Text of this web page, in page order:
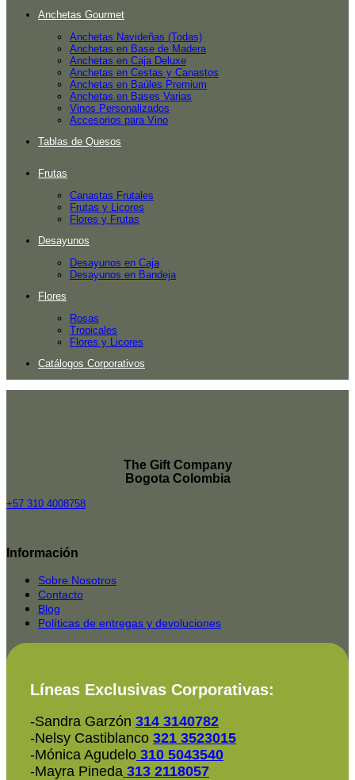
Anchetas Gourmet
Anchetas Navideñas (Todas)
Anchetas en Base de Madera
Anchetas en Caja Deluxe
Anchetas en Cestas y Canastos
Anchetas en Baúles Premium
Anchetas en Bases Varias
Vinos Personalizados
Accesorios para Vino
Tablas de Quesos
Frutas
Canastas Frutales
Frutas y Licores
Flores y Frutas
Desayunos
Desayunos en Caja
Desayunos en Bandeja
Flores
Rosas
Tropicales
Flores y Licores
Catálogos Corporativos
The Gift Company
Bogota Colombia
+57 310 4008758
Rated
2025-
Información
Sobre Nosotros
Contacto
Blog
Políticas de entregas y devoluciones
Líneas Exclusivas Corporativas:
-Sandra Garzón 314 3140782
-Nelsy Castiblanco 321 3523015
-Mónica Agudelo 310 5043540
-Mayra Pineda 313 2118057